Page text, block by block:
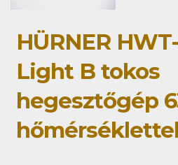
HÜRNER
Light B tokos
hegesztőgép